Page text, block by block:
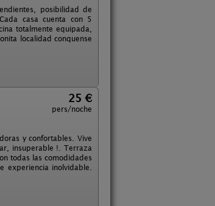
posibilidad de
casa cuenta con 5
totalmente equipada,
localidad conquense
25 €
pers/noche
y confortables. Vive
insuperable !. Terraza
todas las comodidades
experiencia inolvidable.